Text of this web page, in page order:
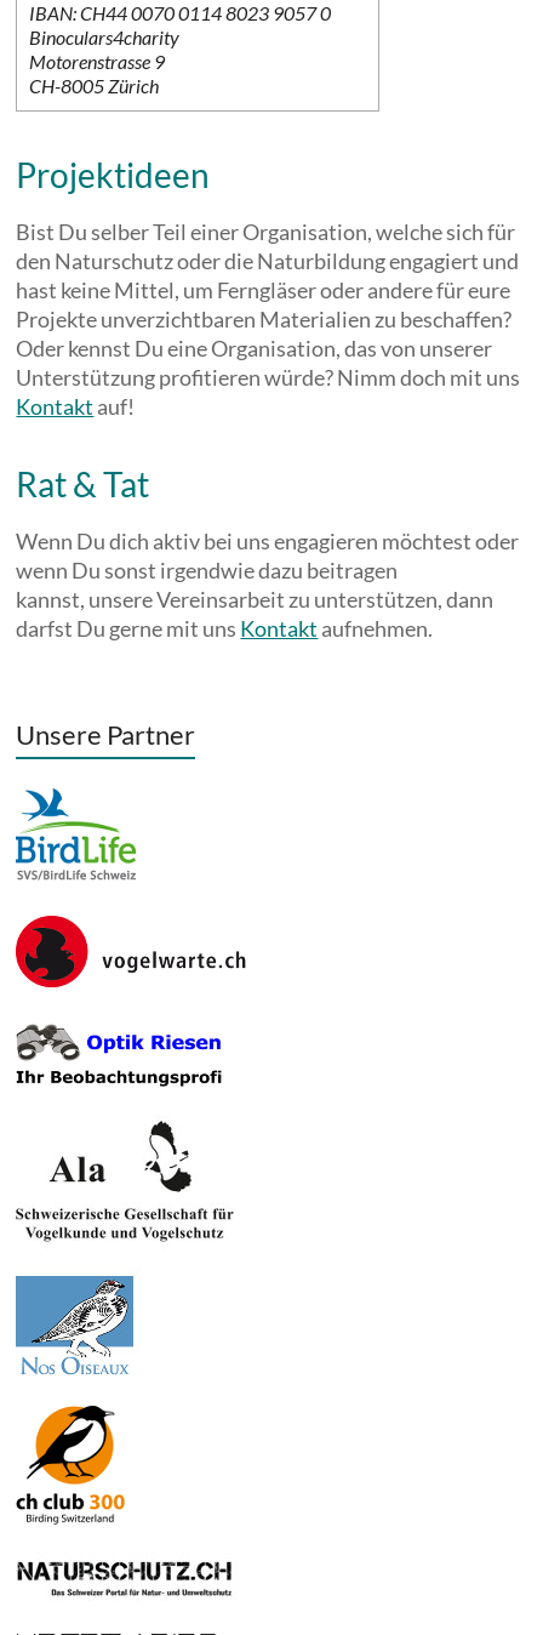
IBAN: CH44 0070 0114 8023 9057 0
Binoculars4charity
Motorenstrasse 9
CH-8005 Zürich
Projektideen
Bist Du selber Teil einer Organisation, welche sich für
den Naturschutz oder die Naturbildung engagiert und
hast keine Mittel, um Ferngläser oder andere für eure
Projekte unverzichtbaren Materialien zu beschaffen?
Oder kennst Du eine Organisation, das von unserer
Unterstützung profitieren würde? Nimm doch mit uns
Kontakt auf!
Rat & Tat
Wenn Du dich aktiv bei uns engagieren möchtest oder
wenn Du sonst irgendwie dazu beitragen
kannst, unsere Vereinsarbeit zu unterstützen, dann
darfst Du gerne mit uns Kontakt aufnehmen.
Unsere Partner